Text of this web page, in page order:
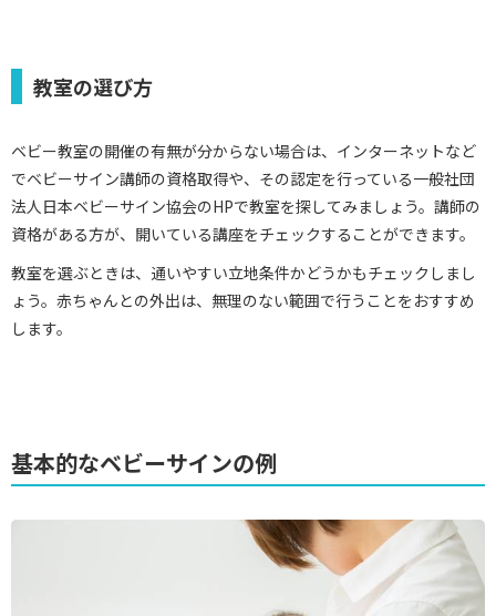
教室の選び方
ベビー教室の開催の有無が分からない場合は、インターネットなど
でベビーサイン講師の資格取得や、その認定を行っている一般社団
法人日本ベビーサイン協会のHPで教室を探してみましょう。講師の
資格がある方が、開いている講座をチェックすることができます。
教室を選ぶときは、通いやすい立地条件かどうかもチェックしまし
ょう。赤ちゃんとの外出は、無理のない範囲で行うことをおすすめ
します。
基本的なベビーサインの例